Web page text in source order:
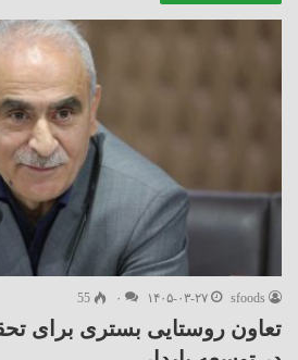
sfoods ۱۴۰۵-۰۳-۲۷ ۰ 55
تعاون روستایی بستری برای